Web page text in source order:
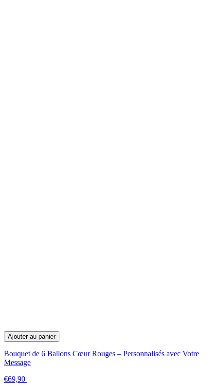
Ajouter au panier
Bouquet de 6 Ballons Cœur Rouges – Personnalisés avec Votre
Message
€69,90